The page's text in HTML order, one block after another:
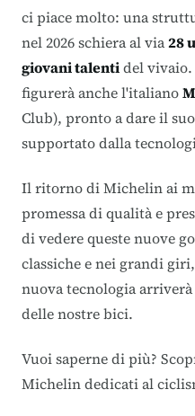
ci piace molto: una
nel 2026 schiera al via28
giovani talentidel vivaio
figurerà anche l'italiano
Club), pronto a dare il
supportato dalla
Il ritorno di Michelin ai
promessa di qualità e
di vedere queste nuove
classiche e nei grandi
nuova tecnologia
delle nostre bici.
Vuoi saperne di più?
Michelin dedicati al